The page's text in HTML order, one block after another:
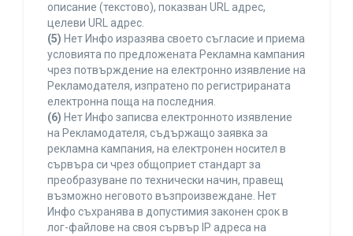
описание (текстово), показван URL адрес,
целеви URL адрес.
(5) Нет Инфо изразява своето съгласие и приема
условията по предложената Рекламна кампания
чрез потвърждение на електронно изявление на
Рекламодателя, изпратено по регистрираната
електронна поща на последния.
(6) Нет Инфо записва електронното изявление
на Рекламодателя, съдържащо заявка за
рекламна кампания, на електронен носител в
сървъра си чрез общоприет стандарт за
преобразуване по технически начин, правещ
възможно неговото възпроизвеждане. Нет
Инфо съхранява в допустимия законен срок в
лог-файлове на своя сървър IP адреса на